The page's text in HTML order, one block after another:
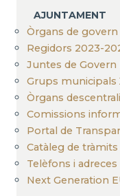
SERVEIS
MUNICIPALS
PERFIL
DEL
CONTRACTANT
ANUNCIS
AJUNTAMENT
Òrgans de govern
Regidors 2023-
Juntes de Govern
Grups municipals
Òrgans
Comissions
Portal de
Catàleg de tràmits
Telèfons i adreces
Next Generation